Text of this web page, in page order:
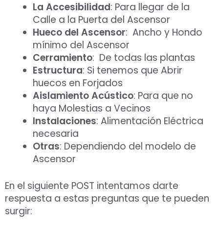
La Accesibilidad: Para llegar de la
Calle a la Puerta del Ascensor
Hueco del Ascensor: Ancho y Hondo
mínimo del Ascensor
Cerramiento: De todas las plantas
Estructura: Si tenemos que Abrir
huecos en Forjados
Aislamiento Acústico: Para que no
haya Molestias a Vecinos
Instalaciones: Alimentación Eléctrica
necesaria
Otras: Dependiendo del modelo de
Ascensor
En el siguiente POST intentamos darte
respuesta a estas preguntas que te pueden
surgir: